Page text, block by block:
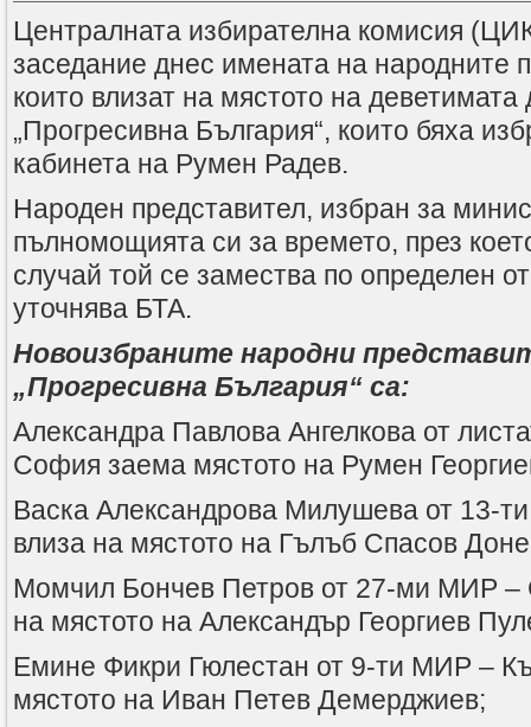
Централната избирателна комисия
заседание днес имената на народните
които влизат на мястото на деветимата
„Прогресивна България“, които бяха
кабинета на Румен Радев.
Народен представител, избран за
пълномощията си за времето, през
случай той се замества по определен
уточнява БТА.
Новоизбраните народни
„Прогресивна България“ са:
Александра Павлова Ангелкова от
София заема мястото на Румен
Васка Александрова Милушева от 13-
влиза на мястото на Гълъб Спасов
Момчил Бончев Петров от 27-ми МИР –
на мястото на Александър Георгиев
Емине Фикри Гюлестан от 9-ти МИР –
мястото на Иван Петев Демерджиев;